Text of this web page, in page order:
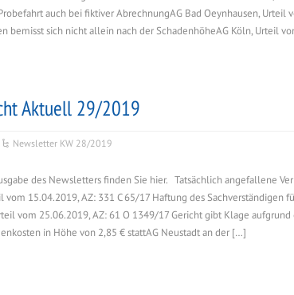
auch bei fiktiver AbrechnungAG Bad Oeynhausen, Urteil
bemisst sich nicht allein nach der SchadenhöheAG Köln, Urteil
Aktuell 29/2019
Newsletter KW 28/2019
des Newsletters finden Sie hier. Tatsächlich angefallene
vom 15.04.2019, AZ: 331 C 65/17 Haftung des Sachverständigen
vom 25.06.2019, AZ: 61 O 1349/17 Gericht gibt Klage
in Höhe von 2,85 € stattAG Neustadt an der […]